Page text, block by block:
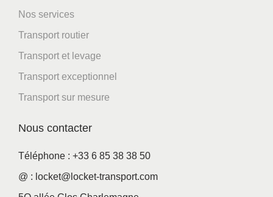
Nos services
Transport routier
Transport et levage
Transport exceptionnel
Transport sur mesure
Nous contacter
Téléphone : +33 6 85 38 38 50
@ : locket@locket-transport.com